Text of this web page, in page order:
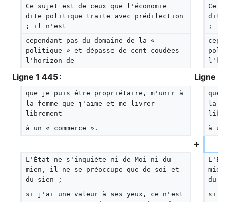
Ce sujet est de ceux que l'économie
dite politique traite avec prédilection
; il n'est
Ce
; il
cependant pas du domaine de la «
politique » et dépasse de cent coudées
l'horizon de
Ligne 1 445 : Ligne 1
que je puis être propriétaire, m'unir à
la femme que j'aime et me livrer
librement
la
à un « commerce ».
à
L'État ne s'inquiète ni de Moi ni du
mien, il ne se préoccupe que de soi et
du sien ;
du
si j'ai une valeur à ses yeux, ce n'est
si